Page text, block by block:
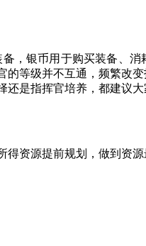
，银币用于购买装备、
等级并不互通，频繁改
是指挥官培养，都建议
资源提前规划，做到资源